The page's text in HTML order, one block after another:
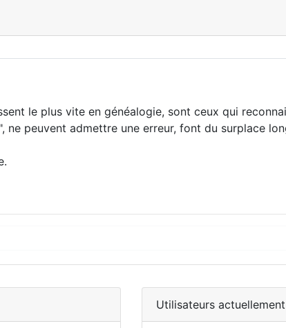
le plus vite en généalogie, sont ceux qui
peuvent admettre une erreur, font du surplace
Utilisateurs